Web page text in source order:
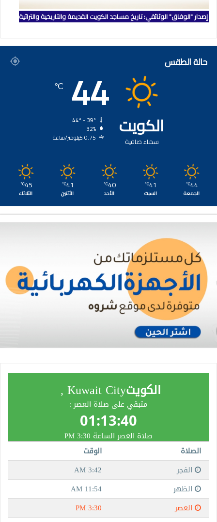
إصدار "الوفاق" الوثائقي: تاريخ مساجد الكويت القديمة والتاريخية والتراثية
حالة الطقس
الكويت
سماء صافية
44
℃
32%
0.75 كيلومتر/ساعة
44
℃
الجمعة
41
℃
السبت
40
℃
الأحد
41
℃
الأثنين
45
℃
الثلاثاء